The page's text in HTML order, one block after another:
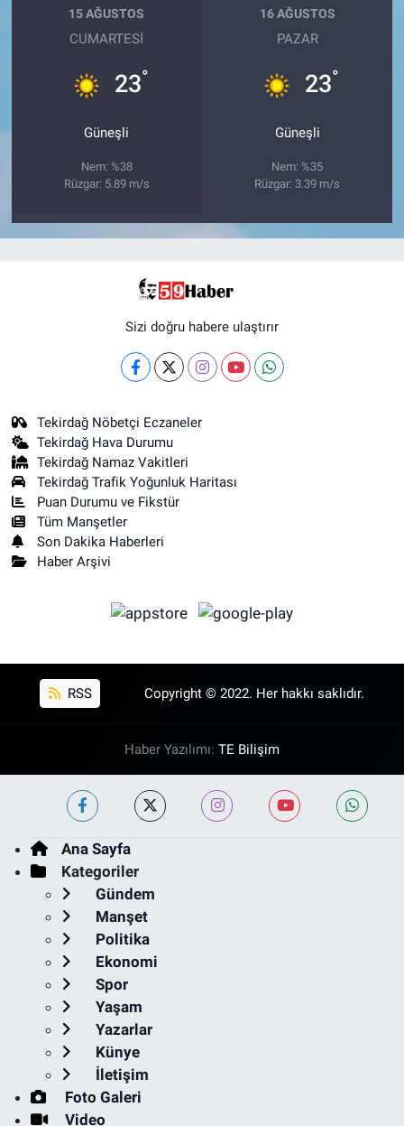
15 AĞUSTOS
CUMARTESI
23°
Güneşli
Nem: %38
Rüzgar: 5.89 m/s
16 AĞUSTOS
PAZAR
23°
Güneşli
Nem: %35
Rüzgar: 3.39 m/s
Sizi doğru habere ulaştırır
Tekirdağ Nöbetçi Eczaneler
Tekirdağ Hava Durumu
Tekirdağ Namaz Vakitleri
Tekirdağ Trafik Yoğunluk Haritası
Puan Durumu ve Fikstür
Tüm Manşetler
Son Dakika Haberleri
Haber Arşivi
RSS Copyright © 2022. Her hakkı saklıdır.
Haber Yazılımı: TE Bilişim
Ana Sayfa
Kategoriler
Gündem
Manşet
Politika
Ekonomi
Spor
Yaşam
Yazarlar
Künye
İletişim
Foto Galeri
Video